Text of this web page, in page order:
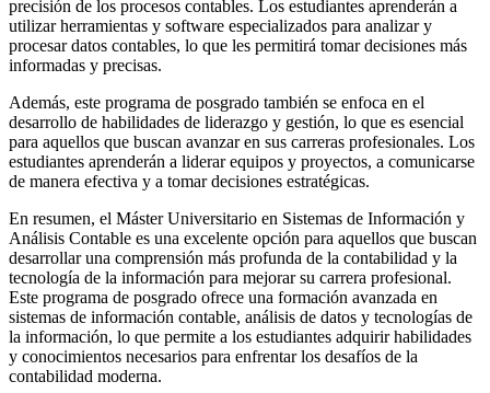
precisión de los procesos contables. Los estudiantes aprenderán a
utilizar herramientas y software especializados para analizar y
procesar datos contables, lo que les permitirá tomar decisiones más
informadas y precisas.
Además, este programa de posgrado también se enfoca en el
desarrollo de habilidades de liderazgo y gestión, lo que es esencial
para aquellos que buscan avanzar en sus carreras profesionales. Los
estudiantes aprenderán a liderar equipos y proyectos, a comunicarse
de manera efectiva y a tomar decisiones estratégicas.
En resumen, el Máster Universitario en Sistemas de Información y
Análisis Contable es una excelente opción para aquellos que buscan
desarrollar una comprensión más profunda de la contabilidad y la
tecnología de la información para mejorar su carrera profesional.
Este programa de posgrado ofrece una formación avanzada en
sistemas de información contable, análisis de datos y tecnologías de
la información, lo que permite a los estudiantes adquirir habilidades
y conocimientos necesarios para enfrentar los desafíos de la
contabilidad moderna.